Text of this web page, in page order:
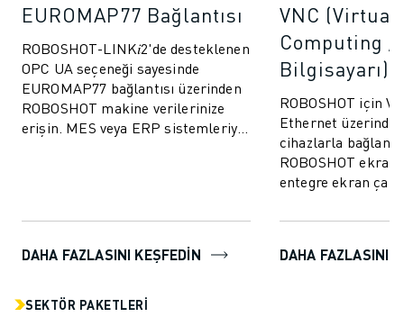
EUROMAP77 Bağlantısı
ROBOSHOT-LINK𝑖2'de desteklenen
OPC UA seçeneği sayesinde
EUROMAP77 bağlantısı üzerinden
ROBOSHOT makine verilerinize
erişin. MES veya ERP sistemleriyle
DAHA FAZLASINI KEŞFEDIN
VNC
Computing /
Bilgisayarı)
ROBOSHOT için
Ethernet üzerinden
cihazlarla
ROBOSHOT ekran
entegre ekran
DAHA FAZLASINI
SEKTÖR PAKETLERI